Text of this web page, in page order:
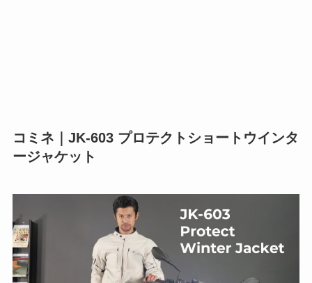
コミネ｜JK-603 プロテクトショートウインタ
ージャケット